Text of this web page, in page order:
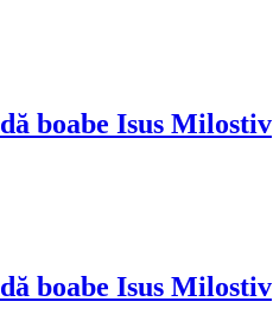
boabe Isus Milostiv
boabe Isus Milostiv